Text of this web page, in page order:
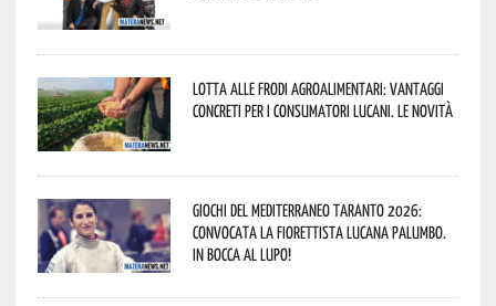
Lotta alle frodi agroalimentari: vantaggi
concreti per i consumatori lucani. Le novità
Giochi del Mediterraneo Taranto 2026:
convocata la fiorettista lucana Palumbo.
In bocca al lupo!